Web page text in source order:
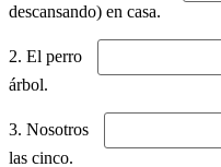
descansando) en casa.
2. El perro
árbol.
3. Nosotros
las cinco.